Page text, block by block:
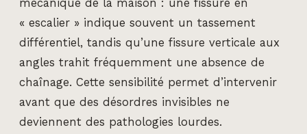
mécanique de la maison : une fissure en
« escalier » indique souvent un tassement
différentiel, tandis qu’une fissure verticale aux
angles trahit fréquemment une absence de
chaînage. Cette sensibilité permet d’intervenir
avant que des désordres invisibles ne
deviennent des pathologies lourdes.